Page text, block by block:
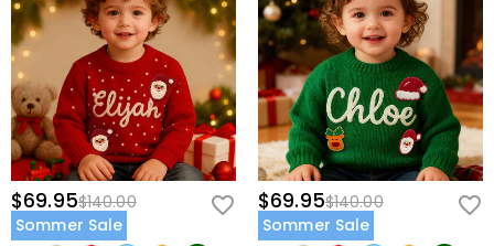
$69.95$140.00
Sommer Sale
$69.95$140.00
Sommer Sale